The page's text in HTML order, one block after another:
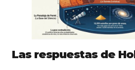
Las respuestas de